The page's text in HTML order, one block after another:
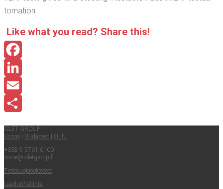
to­ma­tion
Like what you read? Sha­re this!
Facebook
LinkedIn
Email
ISLET GROUP
Espoo
Buda­pest
Oulu
+358 9 5761 6100
come@​isletgroup.​fi
Tie­to­suo­ja­se­los­teet
Laa­dun­hal­lin­ta